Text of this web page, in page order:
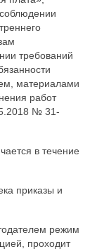
требований
материалами
работ
№ 31-
в течение
приказы и
режим
проходит